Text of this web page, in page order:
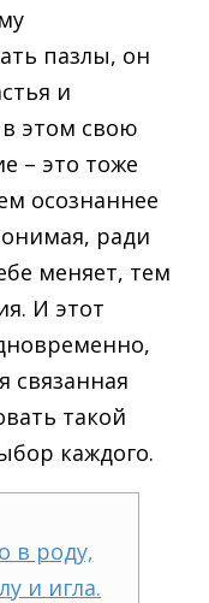
пазлы, он
и
этом свою
– это тоже
осознаннее
ради
меняет, тем
И этот
связанная
такой
каждого.
в роду,
и игла.